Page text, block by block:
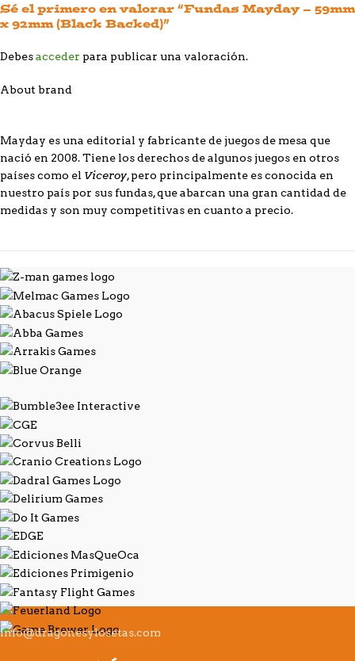
Sé el primero en valorar “Fundas Mayday – 59mm
x 92mm (Black Backed)”
Debesacceder para publicar una valoración.
About brand
Mayday es una editorial y fabricante de juegos de mesa que
nació en 2008. Tiene los derechos de algunos juegos en otros
países como el Viceroy, pero principalmente es conocida en
nuestro país por sus fundas, que abarcan una gran cantidad de
medidas y son muy competitivas en cuanto a precio.
info@dragonesylosetas.com